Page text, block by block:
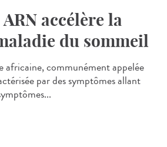
accélère la
du sommeil
africaine, communément appelée
par des symptômes allant